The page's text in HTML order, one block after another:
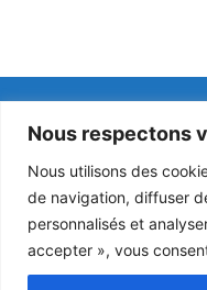
Nous respectons
Nous utilisons des
de navigation, diffuser
personnalisés et
accepter », vous
Hôtel
Place
77230
Tél : 01